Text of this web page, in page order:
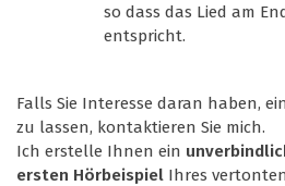
so dass das Lied am
entspricht.
Falls Sie Interesse daran haben,
zu lassen, kontaktieren Sie mich.
Ich erstelle Ihnen ein
ersten Hörbeispiel Ihres